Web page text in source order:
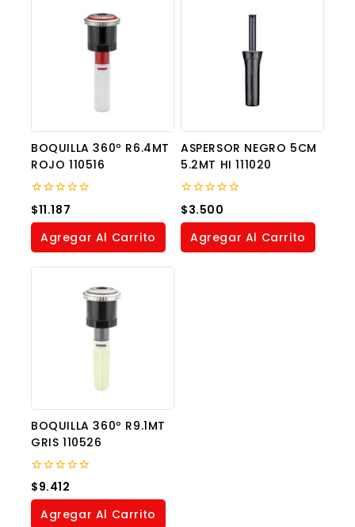
BOQUILLA 360º R6.4MT
ROJO 110516
0
out
of
$11.187
Agregar Al Carrito
ASPERSOR NEGRO 5CM
5.2MT HI 111020
0
out
of
$3.500
Agregar Al Carrito
BOQUILLA 360º R9.1MT
GRIS 110526
0
out
of
$9.412
Agregar Al Carrito